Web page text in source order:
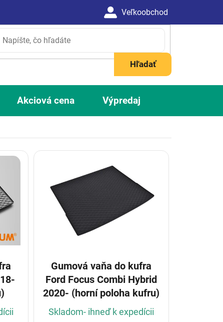
Hľadať
Akciová cena Výpredaj
Gumová vaňa do kufra
Ford Focus Combi Hybrid
2020- (horní poloha kufru)
Skladom- ihneď k expedícii